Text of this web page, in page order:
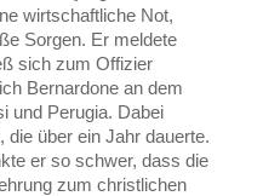
wirtschaftliche Not,
Sorgen. Er meldete
sich zum Offizier
Bernardone an dem
und Perugia. Dabei
die über ein Jahr dauerte.
er so schwer, dass die
zum christlichen